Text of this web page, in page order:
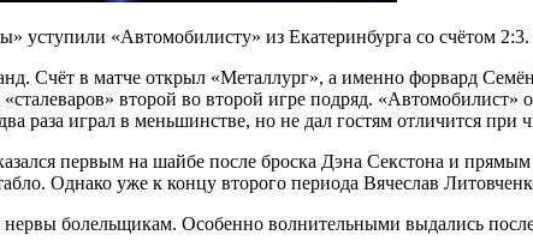
уступили «Автомобилисту» из Екатеринбурга со счётом 2:3.
Счёт в матче открыл «Металлург», а именно форвард
второй во второй игре подряд. «Автомобилист»
раза играл в меньшинстве, но не дал гостям отличится при
первым на шайбе после броска Дэна Секстона и
Однако уже к концу второго периода Вячеслав
болельщикам. Особенно волнительными выдались